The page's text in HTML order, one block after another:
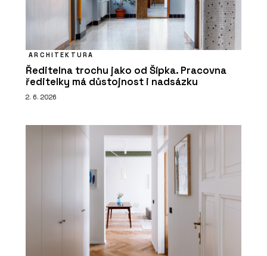
ARCHITEKTURA
Ředitelna trochu jako od Šípka. Pracovna
ředitelky má důstojnost i nadsázku
2. 6. 2026